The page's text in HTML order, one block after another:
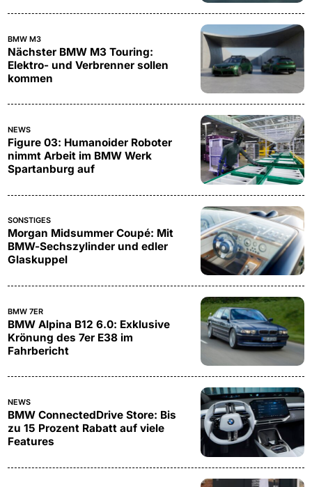
BMW M3
Nächster BMW M3 Touring:
Elektro- und Verbrenner sollen
kommen
NEWS
Figure 03: Humanoider Roboter
nimmt Arbeit im BMW Werk
Spartanburg auf
SONSTIGES
Morgan Midsummer Coupé: Mit
BMW-Sechszylinder und edler
Glaskuppel
BMW 7ER
BMW Alpina B12 6.0: Exklusive
Krönung des 7er E38 im
Fahrbericht
NEWS
BMW ConnectedDrive Store: Bis
zu 15 Prozent Rabatt auf viele
Features